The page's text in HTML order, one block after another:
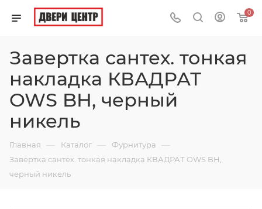
0
Завертка сантех. тонкая
накладка КВАДРАТ
OWS BH, черный
никель
Главная — Каталог — Фурнитура —
Завертка сантех. тонкая накладка КВАДРАТ OWS BH,
черный никель